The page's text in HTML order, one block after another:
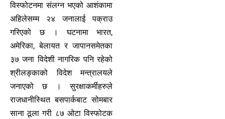
विस्फोटनमा संलग्न भएको आशंकामा
अहिलेसम्म २४ जनालाई पक्राउ
गरिएको छ । घटनामा भारत,
अमेरिका, बेलायत र जापानसमेतका
३७ जना विदेशी नागरिक पनि रहेको
श्रीलङ्काको विदेश मन्त्रालयले
जनाएको छ । सुरक्षाकर्मीहरुले
राजधानीस्थित बसपार्कबाट सोमबार
साना ठूला गरी ८७ ओटा विस्फोटक